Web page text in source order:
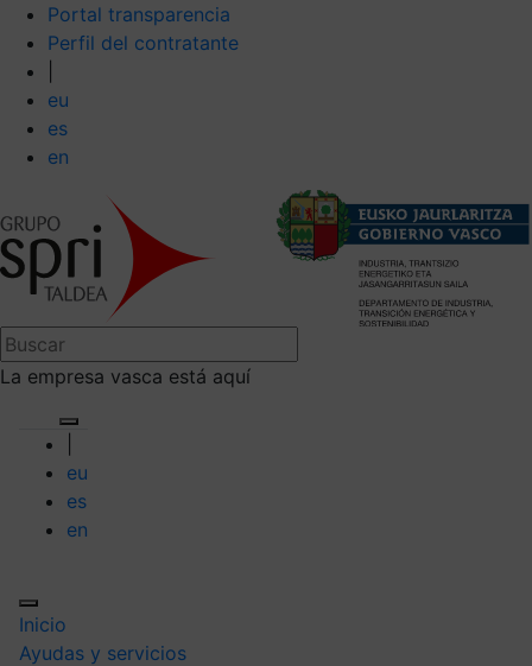
Portal transparencia
Perfil del contratante
eu
es
en
La empresa vasca está aquí
eu
es
en
Inicio
Ayudas y servicios